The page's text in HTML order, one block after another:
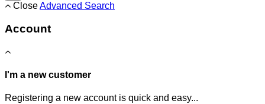
CloseAdvanced Search
Account
I'm a new customer
Registering a new account is quick and easy...